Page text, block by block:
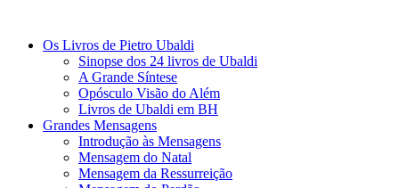
Os Livros de Pietro Ubaldi
Sinopse dos 24 livros de Ubaldi
A Grande Síntese
Opósculo Visão do Além
Livros de Ubaldi em BH
Grandes Mensagens
Introdução às Mensagens
Mensagem do Natal
Mensagem da Ressurreição